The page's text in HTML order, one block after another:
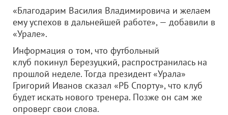
«Благодарим Василия Владимировича и желаем
ему успехов в дальнейшей работе», — добавили в
«Урале».
Информация о том, что футбольный
клуб покинул Березуцкий, распространилась на
прошлой неделе. Тогда президент «Урала»
Григорий Иванов сказал «РБ Спорту», что клуб
будет искать нового тренера. Позже он сам же
опроверг свои слова.